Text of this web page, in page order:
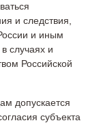
и следствия,
и иным
случаях и
Российской
допускается
субъекта